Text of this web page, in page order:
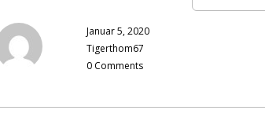
Januar 5, 2020
Tigerthom67
0 Comments